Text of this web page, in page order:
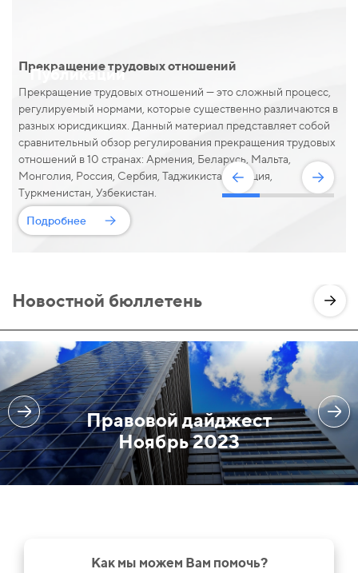
Публикации
Прекращение трудовых отношений
Прекращение трудовых отношений — это сложный процесс,
регулируемый нормами, которые существенно различаются в
разных юрисдикциях. Данный материал представляет собой
сравнительный обзор регулирования прекращения трудовых
отношений в 10 странах: Армения, Беларусь, Мальта,
Монголия, Россия, Сербия, Таджикистан, Турция,
Туркменистан, Узбекистан.
Подробнее
Новостной бюллетень
Правовой дайджест
Ноябрь 2023
Как мы можем Вам помочь?